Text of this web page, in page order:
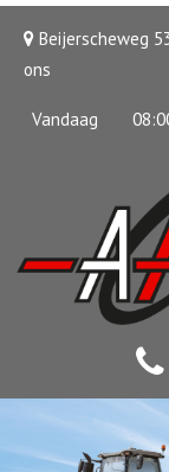
Beijerscheweg
ons
Vandaag